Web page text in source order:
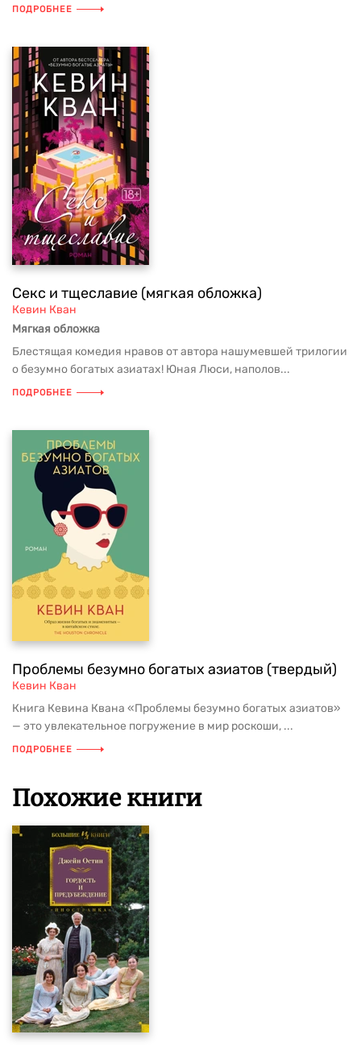
ПОДРОБНЕЕ
Секс и тщеславие (мягкая обложка)
Кевин Кван
Мягкая обложка
Блестящая комедия нравов от автора нашумевшей трилогии
о безумно богатых азиатах! Юная Люси, наполов...
ПОДРОБНЕЕ
Проблемы безумно богатых азиатов (твердый)
Кевин Кван
Книга Кевина Квана «Проблемы безумно богатых азиатов»
— это увлекательное погружение в мир роскоши, ...
ПОДРОБНЕЕ
Похожие книги